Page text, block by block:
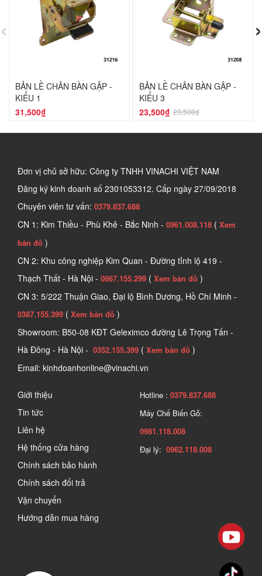
BẢN LỀ CHÂN BÀN GẬP -
KIỂU 1
31,500₫
BẢN LỀ CHÂN BÀN GẬP -
KIỂU 3
23,500₫ 23,500₫
‹ ›
Đơn vị chủ sở hữu: Công ty TNHH VINACHI VIỆT NAM
Đăng ký kinh doanh số 2301053312. Cấp ngày 27/09/2018
Chuyên viên tư vấn: 0379.837.688
CN 1: Kim Thiều - Phù Khê - Bắc Ninh - 0961.008.118 ( Xem
bản đồ )
CN 2: Khu công nghiệp Kim Quan - Đường tỉnh lộ 419 -
Thạch Thất - Hà Nội - 0867.155.299 ( Xem bản đồ )
CN 3: 5/222 Thuận Giao, Đại lộ Bình Dương, Hồ Chí Minh -
0387.155.399 ( Xem bản đồ )
Showroom: B50-08 KĐT Geleximco đường Lê Trọng Tấn -
Hà Đông - Hà Nội - 0352.155.399 ( Xem bản đồ )
Email: kinhdoanhonline@vinachi.vn
Giới thiệu
Tin tức
Liên hệ
Hệ thống cửa hàng
Chính sách bảo hành
Chính sách đổi trả
Vận chuyển
Hướng dẫn mua hàng
Hotline : 0379.837.688
Máy Chế Biến Gỗ:
0981.118.008
Đại lý: 0962.118.008